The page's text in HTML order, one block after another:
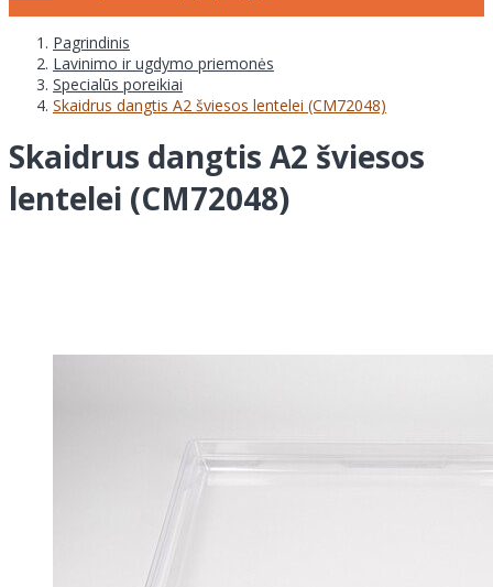
Pagrindinis
Lavinimo ir ugdymo priemonės
Specialūs poreikiai
Skaidrus dangtis A2 šviesos lentelei (CM72048)
Skaidrus dangtis A2 šviesos
lentelei (CM72048)